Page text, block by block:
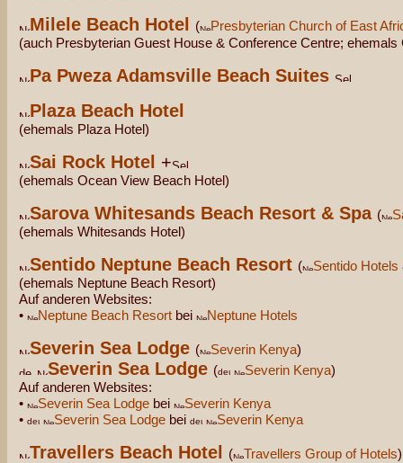
Milele Beach Hotel (
Presbyterian Church of East
(auch Presbyterian Guest House & Conference Centre;
Pa Pweza Adamsville Beach Suites
Plaza Beach Hotel
(ehemals Plaza Hotel)
Sai Rock Hotel +
(ehemals Ocean View Beach Hotel)
Sarova Whitesands Beach Resort & Spa (
(ehemals Whitesands Hotel)
Sentido Neptune Beach Resort (
Sentido
(ehemals Neptune Beach Resort)
Auf anderen Websites:
•
Neptune Beach Resort bei Neptune Hotels
Severin Sea Lodge ( Severin Kenya)
Severin Sea Lodge ( Severin Kenya)
Auf anderen Websites:
•
Severin Sea Lodge bei
Severin Kenya
•
Severin Sea Lodge bei Severin Kenya
Travellers Beach Hotel ( Travellers Group of Hotels)